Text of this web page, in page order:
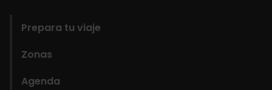
Prepara tu viaje
Zonas
Agenda